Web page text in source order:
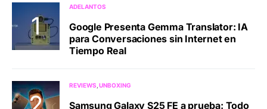
ADELANTOS
Google Presenta Gemma Translator: IA
para Conversaciones sin Internet en
Tiempo Real
REVIEWS UNBOXING
Samsung Galaxy S25 FE a prueba: Todo